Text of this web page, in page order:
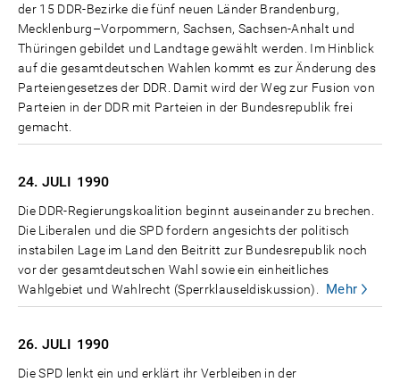
der 15 DDR-Bezirke die fünf neuen Länder Brandenburg,
Mecklenburg–Vorpommern, Sachsen, Sachsen-Anhalt und
Thüringen gebildet und Landtage gewählt werden. Im Hinblick
auf die gesamtdeutschen Wahlen kommt es zur Änderung des
Parteiengesetzes der DDR. Damit wird der Weg zur Fusion von
Parteien in der DDR mit Parteien in der Bundesrepublik frei
gemacht.
24. JULI 1990
Die DDR-Regierungskoalition beginnt auseinander zu brechen.
Die Liberalen und die SPD fordern angesichts der politisch
instabilen Lage im Land den Beitritt zur Bundesrepublik noch
vor der gesamtdeutschen Wahl sowie ein einheitliches
Wahlgebiet und Wahlrecht (Sperrklauseldiskussion).
Mehr
26. JULI 1990
Die SPD lenkt ein und erklärt ihr Verbleiben in der